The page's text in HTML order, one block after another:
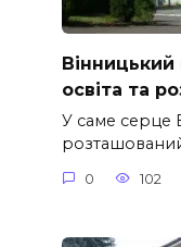
освіта та
У саме серце
0 102